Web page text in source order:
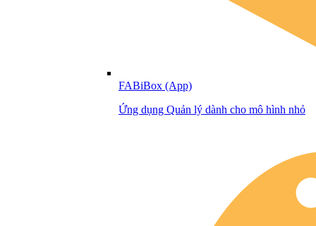
FABiBox (App)
Ứng dụng Quản lý dành cho mô hình nhỏ